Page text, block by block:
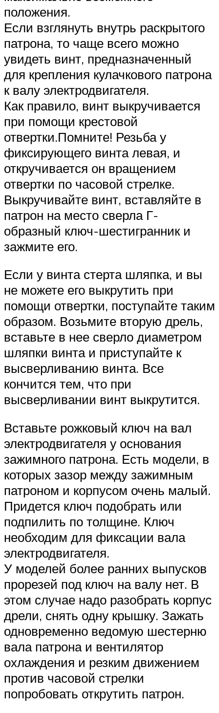
положения.
Если взглянуть внутрь раскрытого
патрона, то чаще всего можно
увидеть винт, предназначенный
для крепления кулачкового патрона
к валу электродвигателя.
Как правило, винт выкручивается
при помощи крестовой
отвертки.Помните! Резьба у
фиксирующего винта левая, и
откручивается он вращением
отвертки по часовой стрелке.
Выкручивайте винт, вставляйте в
патрон на место сверла Г-
образный ключ-шестигранник и
зажмите его.
Если у винта стерта шляпка, и вы
не можете его выкрутить при
помощи отвертки, поступайте таким
образом. Возьмите вторую дрель,
вставьте в нее сверло диаметром
шляпки винта и приступайте к
высверливанию винта. Все
кончится тем, что при
высверливании винт выкрутится.
Вставьте рожковый ключ на вал
электродвигателя у основания
зажимного патрона. Есть модели, в
которых зазор между зажимным
патроном и корпусом очень малый.
Придется ключ подобрать или
подпилить по толщине. Ключ
необходим для фиксации вала
электродвигателя.
У моделей более ранних выпусков
прорезей под ключ на валу нет. В
этом случае надо разобрать корпус
дрели, снять одну крышку. Зажать
одновременно ведомую шестерню
вала патрона и вентилятор
охлаждения и резким движением
против часовой стрелки
попробовать открутить патрон.